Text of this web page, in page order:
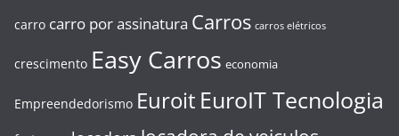
carro carro por assinatura Carros carros elétricos
crescimento Easy Carros economia
Empreendedorismo Euroit EuroIT Tecnologia